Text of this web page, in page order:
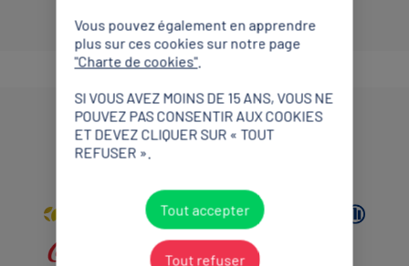
Partenaires Mondiaux
Vous pouvez également en apprendre
plus sur ces cookies sur notre page
"Charte de cookies".
SI VOUS AVEZ MOINS DE 15 ANS, VOUS NE
POUVEZ PAS CONSENTIR AUX COOKIES
ET DEVEZ CLIQUER SUR « TOUT
REFUSER ».
Tout accepter
Tout refuser